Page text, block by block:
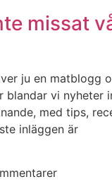
missat
ju en matblogg
blandar vi nyheter
med tips,
inläggen är